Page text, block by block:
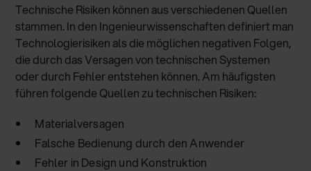
Technische Risiken können aus verschiedenen Quellen
stammen. In den Ingenieurwissenschaften definiert man
Technologierisiken als die möglichen negativen Folgen,
die durch das Versagen von technischen Systemen
oder durch Fehler entstehen können. Am häufigsten
führen folgende Quellen zu technischen Risiken:
Materialversagen
Falsche Bedienung durch den Anwender
Fehler in Design und Konstruktion